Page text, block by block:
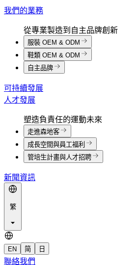
我們的業務
從專業製造到自主品牌創新
服裝 OEM & ODM
鞋類 OEM & ODM
自主品牌
可持續發展
人才發展
塑造負責任的運動未來
走進森地客
成長空間與員工福利
管培生計畫與人才招聘
新聞資訊
繁
EN 简 日
聯絡我們